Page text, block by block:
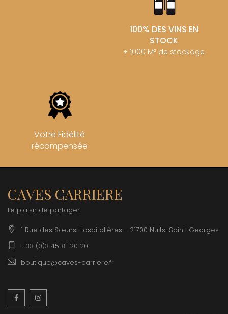
100% DES VINS EN
STOCK
+ 1000 M² de stockage
Votre Fidélité
récompensée
CAVES CARRIERE
Le plaisir de partager
1 Rue des Sœurs Hospitalières - 21700 Nuits-Saint-Georges
+33 (0)3 45 81 20 20
boutique@caves-carriere.fr
Facebook